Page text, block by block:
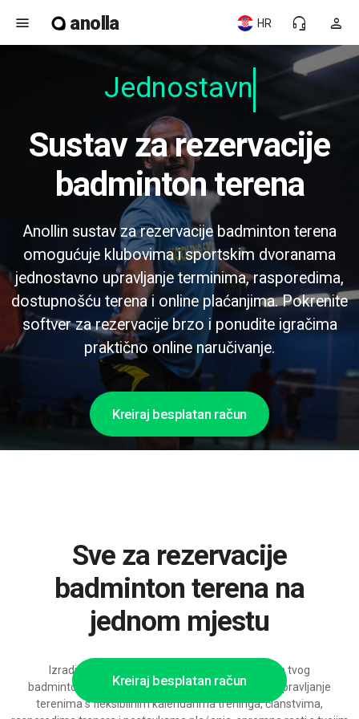
menu anolla person
headset_mic
HR
Jednostavno
Sustav za rezervacije
badminton terena
Anollin sustav za rezervacije badminton terena
omogućuje klubovima i sportskim dvoranama
jednostavno upravljanje terminima, rasporedima,
dostupnošću terena i online plaćanjima. Pokrenite
softver za rezervacije brzo i ponudite igračima
praktično online naručivanje.
Kreiraj besplatan račun
Kreiraj besplatan račun
Sve za rezervacije
badminton terena na
jednom mjestu
Izradi cjelovito rješenje prilagođeno potrebama tvog
badmintonskog kluba – modularna platforma za upravljanje
terenima s fleksibilnim kalendarima treninga, članstvima,